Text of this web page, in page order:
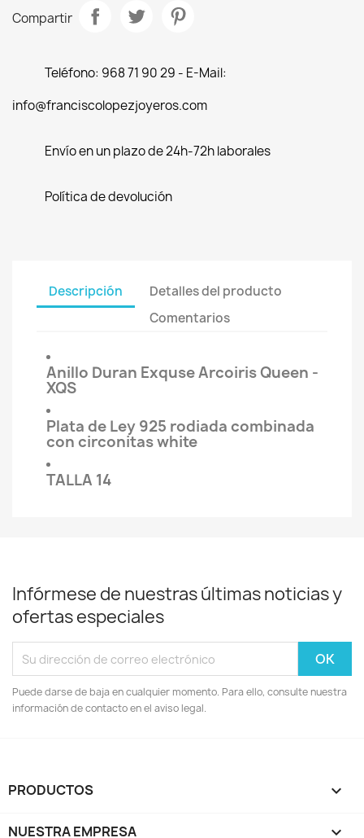
Compartir
Teléfono: 968 71 90 29 - E-Mail:
info@franciscolopezjoyeros.com
Envío en un plazo de 24h-72h laborales
Política de devolución
Descripción
Detalles del producto
Comentarios
Anillo Duran Exquse Arcoiris Queen -
XQS
Plata de Ley 925 rodiada combinada
con circonitas white
TALLA 14
Infórmese de nuestras últimas noticias y
ofertas especiales
Puede darse de baja en cualquier momento. Para ello, consulte nuestra
información de contacto en el aviso legal.
PRODUCTOS 
NUESTRA EMPRESA 